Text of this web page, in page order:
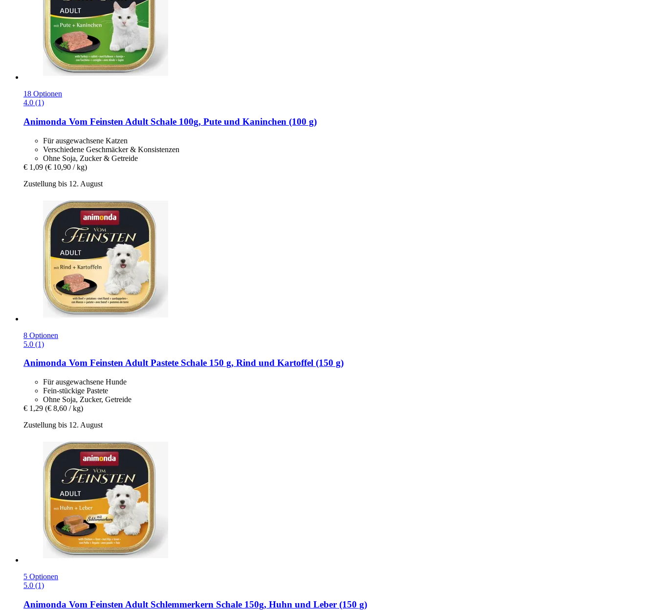
18 Optionen
4.0 (1)
Animonda Vom Feinsten Adult Schale 100g, Pute und Kaninchen (100 g)
Für ausgewachsene Katzen
Verschiedene Geschmäcker & Konsistenzen
Ohne Soja, Zucker & Getreide
€ 1,09 (€ 10,90 / kg)
Zustellung bis 12. August
8 Optionen
5.0 (1)
Animonda Vom Feinsten Adult Pastete Schale 150 g, Rind und Kartoffel (150 g)
Für ausgewachsene Hunde
Fein-stückige Pastete
Ohne Soja, Zucker, Getreide
€ 1,29 (€ 8,60 / kg)
Zustellung bis 12. August
5 Optionen
5.0 (1)
Animonda Vom Feinsten Adult Schlemmerkern Schale 150g, Huhn und Leber (150 g)